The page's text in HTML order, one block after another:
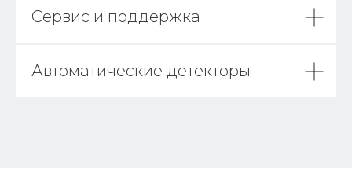
Сервис и поддержка
Автоматические детекторы